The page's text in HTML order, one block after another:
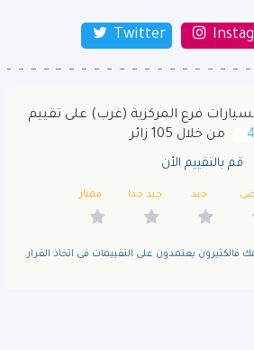
Twitter
فرع المركزية (غرب) على تقييم
4
من خلال 105 زائر
قم بالتقييم الأن
جيد جيد جدا ممتاز
يعتمدون على التقييمات فى اتخاذ القرار.